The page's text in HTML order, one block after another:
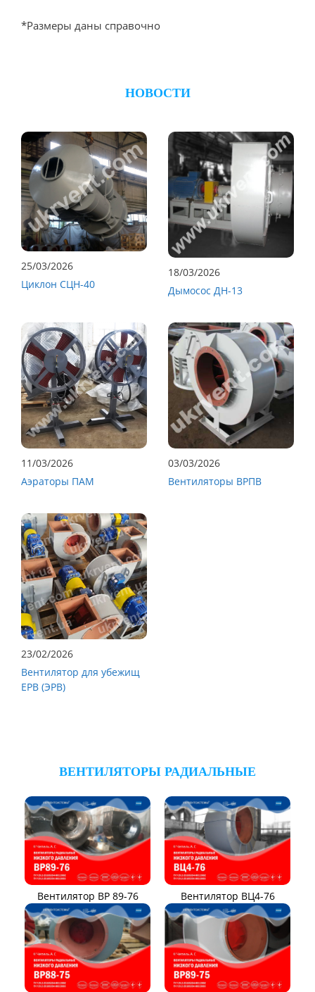
*Размеры даны справочно
НОВОСТИ
25/03/2026
Циклон СЦН-40
18/03/2026
Дымосос ДН-13
11/03/2026
Аэраторы ПАМ
03/03/2026
Вентиляторы ВРПВ
23/02/2026
Вентилятор для убежищ
ЕРВ (ЭРВ)
ВЕНТИЛЯТОРЫ РАДИАЛЬНЫЕ
Вентилятор ВР 89-76 Вентилятор ВЦ4-76